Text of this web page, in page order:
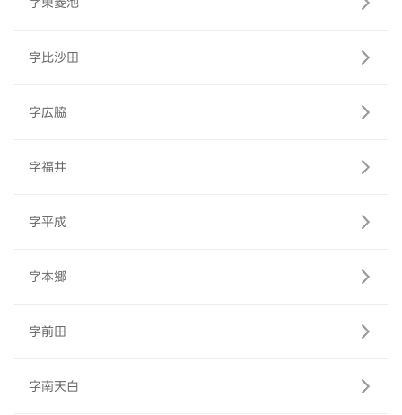
字比沙田
字広脇
字福井
字平成
字本郷
字前田
字南天白